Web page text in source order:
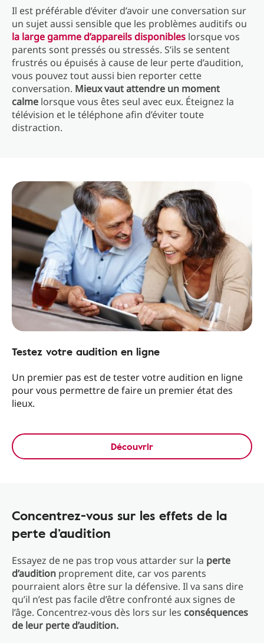
Il est préférable d’éviter d’avoir une conversation sur
un sujet aussi sensible que les problèmes auditifs ou
la large gamme d’appareils disponibles lorsque vos
parents sont pressés ou stressés. S’ils se sentent
frustrés ou épuisés à cause de leur perte d’audition,
vous pouvez tout aussi bien reporter cette
conversation. Mieux vaut attendre un moment
calme lorsque vous êtes seul avec eux. Éteignez la
télévision et le téléphone afin d’éviter toute
distraction.
Testez votre audition en ligne
Un premier pas est de tester votre audition en ligne
pour vous permettre de faire un premier état des
lieux.
Découvrir
Concentrez-vous sur les effets de la
perte d’audition
Essayez de ne pas trop vous attarder sur la perte
d’audition proprement dite, car vos parents
pourraient alors être sur la défensive. Il va sans dire
qu’il n’est pas facile d’être confronté aux signes de
l’âge. Concentrez-vous dès lors sur les conséquences
de leur perte d’audition.